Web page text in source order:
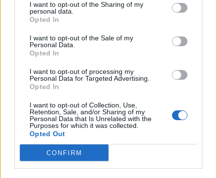
I want to opt-out of the Sharing of my
personal data.
Opted In
I want to opt-out of the Sale of my
Personal Data.
Opted In
I want to opt-out of processing my
Personal Data for Targeted Advertising.
Opted In
I want to opt-out of Collection, Use,
Retention, Sale, and/or Sharing of my
Personal Data that Is Unrelated with the
Purposes for which it was collected.
Opted Out
CONFIRM
Curti e Strakosha a Trigoria altri
due «baby»
Addio alla pensione baby.
Sistema contributivo per tutti
11/12/2011